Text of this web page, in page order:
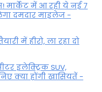
मार्केट में आ रही ये नई 7
दमदार माइलेज -
में हीरो, ला रहा दो
इलेक्ट्रिक SUV,
क्या होंगी खासियतें -